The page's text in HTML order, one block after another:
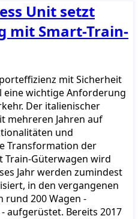
Unit setzt
mit Smart-Train-
mit Sicherheit
wichtige Anforderung
Der italienischer
mehreren Jahren auf
und
Transformation der
Train-Güterwagen wird
Jahr werden zumindest
in den vergangenen
rund 200 Wagen -
aufgerüstet. Bereits 2017